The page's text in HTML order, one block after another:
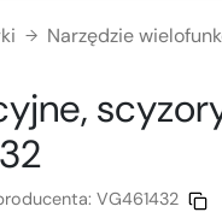
→ Narzędzie
VG461432